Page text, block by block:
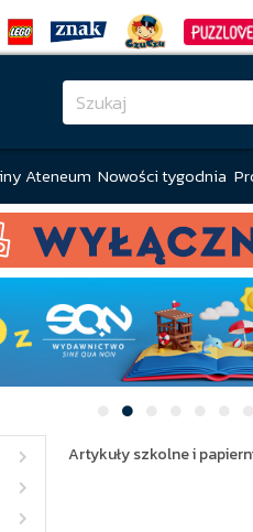
Ateneum Nowości tygodnia
Artykuły szkolne i